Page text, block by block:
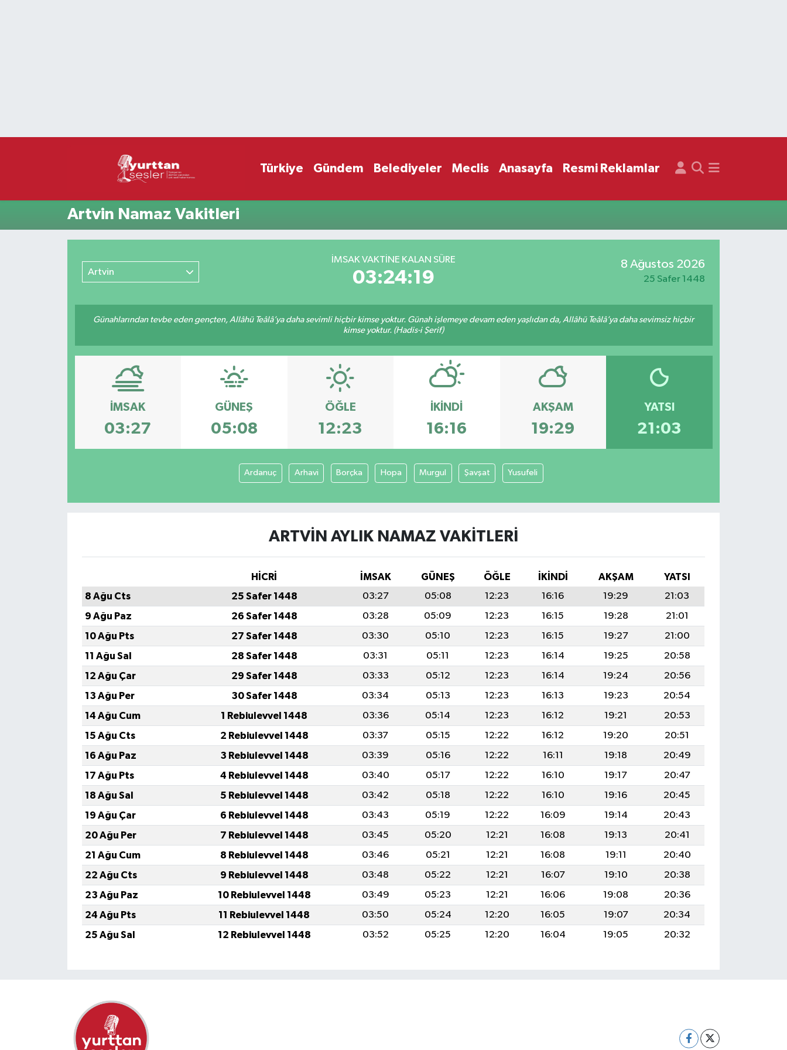
Türkiye Gündem Belediyeler Meclis Anasayfa Resmi Reklamlar
Artvin Namaz Vakitleri
Artvin
İMSAK VAKTİNE KALAN SÜRE
03:24:19
8 Ağustos 2026
25 Safer 1448
Günahlarından tevbe eden gençten, Allâhü Teâlâ’ya daha sevimli hiçbir kimse yoktur. Günah işlemeye devam eden yaşlıdan da, Allâhü Teâlâ’ya daha sevimsiz hiçbir
kimse yoktur. (Hadis-i Şerif)
İMSAK
03:27
GÜNEŞ
05:08
ÖĞLE
12:23
İKINDI
16:16
AKŞAM
19:29
YATSI
21:03
Ardanuç Arhavi Borçka Hopa Murgul Şavşat Yusufeli
ARTVIN AYLIK NAMAZ VAKITLERI
HİCRİ İMSAK GÜNEŞ ÖĞLE İKINDI AKŞAM
YATSI
8 Ağu Cts
25 Safer 1448 03:27 05:08 12:23 16:16 19:29
21:03
9 Ağu Paz
26 Safer 1448 03:28 05:09 12:23 16:15 19:28
21:01
10 Ağu Pts
27 Safer 1448 03:30 05:10 12:23 16:15 19:27
21:00
11 Ağu Sal
28 Safer 1448 03:31 05:11 12:23 16:14 19:25
20:58
12 Ağu Çar
29 Safer 1448 03:33 05:12 12:23 16:14 19:24
20:56
13 Ağu Per
30 Safer 1448 03:34 05:13 12:23 16:13 19:23
20:54
14 Ağu Cum
1 Rebiulevvel 1448 03:36 05:14 12:23 16:12 19:21
20:53
15 Ağu Cts
2 Rebiulevvel 1448 03:37 05:15 12:22 16:12 19:20
20:51
16 Ağu Paz
3 Rebiulevvel 1448 03:39 05:16 12:22 16:11 19:18
20:49
17 Ağu Pts
4 Rebiulevvel 1448 03:40 05:17 12:22 16:10 19:17
20:47
18 Ağu Sal
5 Rebiulevvel 1448 03:42 05:18 12:22 16:10 19:16
20:45
19 Ağu Çar
6 Rebiulevvel 1448 03:43 05:19 12:22 16:09 19:14
20:43
20 Ağu Per
7 Rebiulevvel 1448 03:45 05:20 12:21 16:08 19:13
20:41
21 Ağu Cum
8 Rebiulevvel 1448 03:46 05:21 12:21 16:08 19:11
20:40
22 Ağu Cts
9 Rebiulevvel 1448 03:48 05:22 12:21 16:07 19:10
20:38
23 Ağu Paz
10 Rebiulevvel 1448 03:49 05:23 12:21 16:06 19:08
20:36
24 Ağu Pts
11 Rebiulevvel 1448 03:50 05:24 12:20 16:05 19:07
20:34
25 Ağu Sal
12 Rebiulevvel 1448 03:52 05:25 12:20 16:04 19:05 20:32
Süper Lig Puan Durumu ve Fikstür